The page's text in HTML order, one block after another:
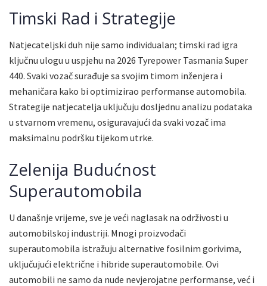
Timski Rad i Strategije
Natjecateljski duh nije samo individualan; timski rad igra
ključnu ulogu u uspjehu na 2026 Tyrepower Tasmania Super
440. Svaki vozač surađuje sa svojim timom inženjera i
mehaničara kako bi optimizirao performanse automobila.
Strategije natjecatelja uključuju dosljednu analizu podataka
u stvarnom vremenu, osiguravajući da svaki vozač ima
maksimalnu podršku tijekom utrke.
Zelenija Budućnost
Superautomobila
U današnje vrijeme, sve je veći naglasak na održivosti u
automobilskoj industriji. Mnogi proizvođači
superautomobila istražuju alternative fosilnim gorivima,
uključujući električne i hibride superautomobile. Ovi
automobili ne samo da nude nevjerojatne performanse, već i